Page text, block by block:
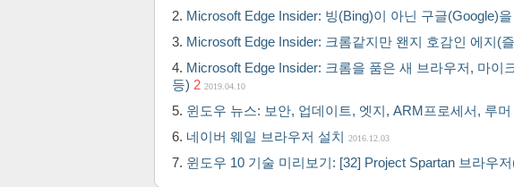
Microsoft Edge Insider: 빙(Bing)이 아닌 구글(Google)
Microsoft Edge Insider: 크롬같지만 왠지 호감인 에지(
Microsoft Edge Insider: 크롬을 품은 새 브라우저, 마이
등) 2 2019.04.10
윈도우 뉴스: 보안, 업데이트, 엣지, ARM프로세서, 루머
네이버 웨일 브라우저 설치 2016.12.03
윈도우 10 기술 미리보기: [32] Project Spartan 브라우